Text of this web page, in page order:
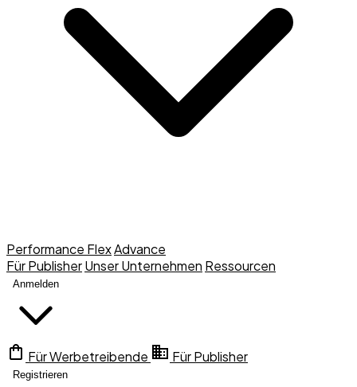
Performance FlexAdvance
Für PublisherUnser Unternehmen Ressourcen
Anmelden
Für Werbetreibende Für Publisher
Registrieren